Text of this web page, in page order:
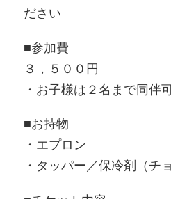
ださい
■参加費
３，５００円
・お子様は２名まで同伴
■お持物
・エプロン
・タッパー／保冷剤（チ